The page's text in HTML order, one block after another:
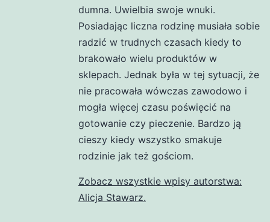
dumna. Uwielbia swoje wnuki.
Posiadając liczna rodzinę musiała sobie
radzić w trudnych czasach kiedy to
brakowało wielu produktów w
sklepach. Jednak była w tej sytuacji, że
nie pracowała wówczas zawodowo i
mogła więcej czasu poświęcić na
gotowanie czy pieczenie. Bardzo ją
cieszy kiedy wszystko smakuje
rodzinie jak też gościom.
Zobacz wszystkie wpisy autorstwa:
Alicja Stawarz.